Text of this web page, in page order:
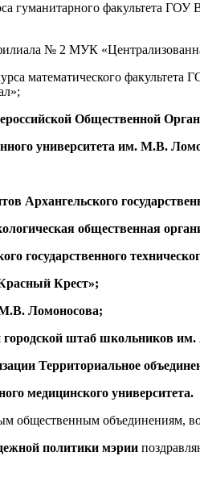
гуманитарного факультета
№ 2 МУК
математического
Общественной
университета им. М.В.
Архангельского
общественная
государственного
Крест»;
Ломоносова;
городской штаб школьников
Территориальное
медицинского университета.
объединениям,
политики мэрии